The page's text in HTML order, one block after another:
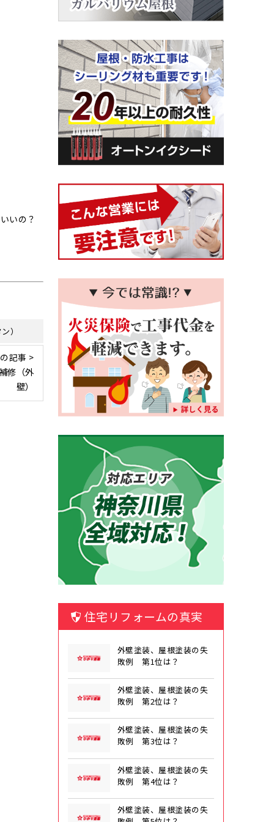
いの？
）
記事 >
修（外
壁）
住宅リフォームの真実
外壁塗装、屋根塗装の失
敗例 第1位は？
外壁塗装、屋根塗装の失
敗例 第2位は？
外壁塗装、屋根塗装の失
敗例 第3位は？
外壁塗装、屋根塗装の失
敗例 第4位は？
外壁塗装、屋根塗装の失